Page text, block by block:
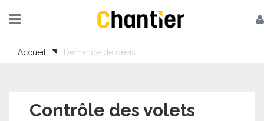
Accueil Demande de devis
Contrôle des volets